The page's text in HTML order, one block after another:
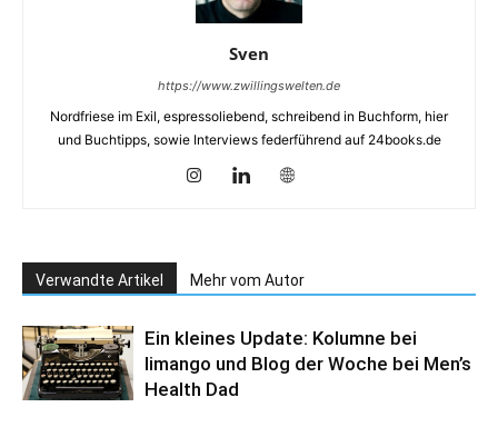
Sven
https://www.zwillingswelten.de
Nordfriese im Exil, espressoliebend, schreibend in Buchform, hier
und Buchtipps, sowie Interviews federführend auf 24books.de
Verwandte Artikel Mehr vom Autor
Ein kleines Update: Kolumne bei
limango und Blog der Woche bei Men’s
Health Dad